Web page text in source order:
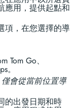
應用，提供起點和
項，在您選擇的導
Tom Go、
。
會從當前位置導
的出發日期和時